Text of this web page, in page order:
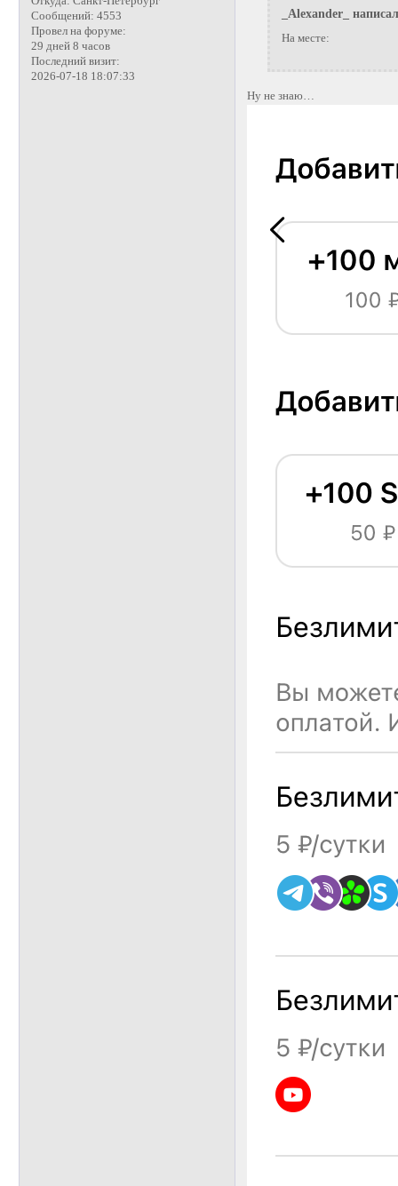
Сообщений: 4553
Провел на форуме:
29 дней 8 часов
Последний визит:
2026-07-18 18:07:33
_Alexander_
На месте:
Ну не знаю…